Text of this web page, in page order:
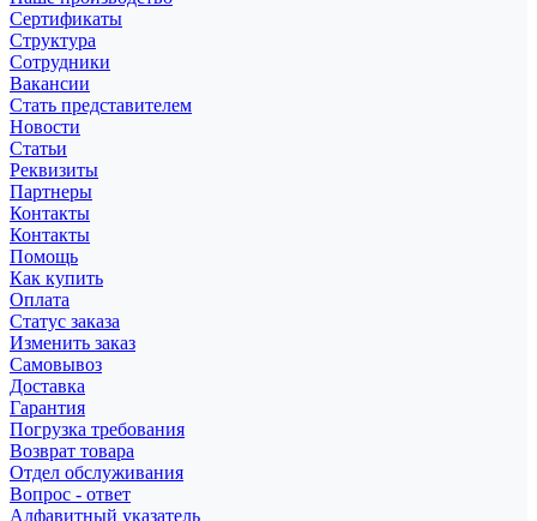
Сертификаты
Структура
Сотрудники
Вакансии
Стать представителем
Новости
Статьи
Реквизиты
Партнеры
Контакты
Контакты
Помощь
Как купить
Оплата
Статус заказа
Изменить заказ
Самовывоз
Доставка
Гарантия
Погрузка требования
Возврат товара
Отдел обслуживания
Вопрос - ответ
Алфавитный указатель